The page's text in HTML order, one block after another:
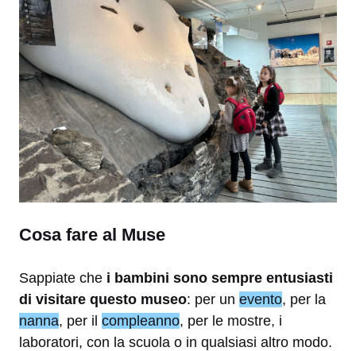
Cosa fare al Muse
Sappiate che i bambini sono sempre entusiasti
di visitare questo museo: per un evento, per la
nanna, per il compleanno, per le mostre, i
laboratori, con la scuola o in qualsiasi altro modo.